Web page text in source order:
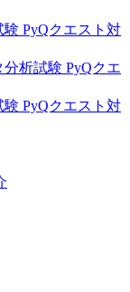
験 PyQクエスト対
析試験 PyQクエ
験 PyQクエスト対